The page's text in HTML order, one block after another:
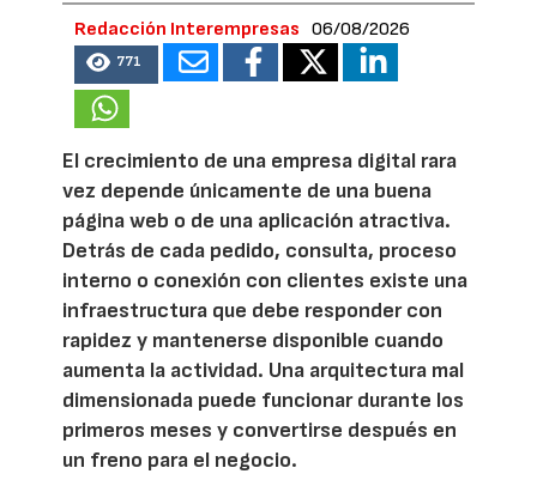
Redacción Interempresas 06/08/2026
771
El crecimiento de una empresa digital rara
vez depende únicamente de una buena
página web o de una aplicación atractiva.
Detrás de cada pedido, consulta, proceso
interno o conexión con clientes existe una
infraestructura que debe responder con
rapidez y mantenerse disponible cuando
aumenta la actividad. Una arquitectura mal
dimensionada puede funcionar durante los
primeros meses y convertirse después en
un freno para el negocio.